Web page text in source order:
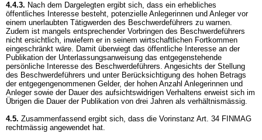
4.4.3. Nach dem Dargelegten ergibt sich, dass ein erhebliches
öffentliches Interesse besteht, potenzielle Anlegerinnen und Anleger vor
einem unerlaubten Tätigwerden des Beschwerdeführers zu warnen.
Zudem ist mangels entsprechender Vorbringen des Beschwerdeführers
nicht ersichtlich, inwiefern er in seinem wirtschaftlichen Fortkommen
eingeschränkt wäre. Damit überwiegt das öffentliche Interesse an der
Publikation der Unterlassungsanweisung das entgegenstehende
persönliche Interesse des Beschwerdeführers. Angesichts der Stellung
des Beschwerdeführers und unter Berücksichtigung des hohen Betrags
der entgegengenommenen Gelder, der hohen Anzahl Anlegerinnen und
Anleger sowie der Dauer des aufsichtswidrigen Verhaltens erweist sich im
Übrigen die Dauer der Publikation von drei Jahren als verhältnismässig.
4.5. Zusammenfassend ergibt sich, dass die Vorinstanz Art. 34 FINMAG
rechtmässig angewendet hat.